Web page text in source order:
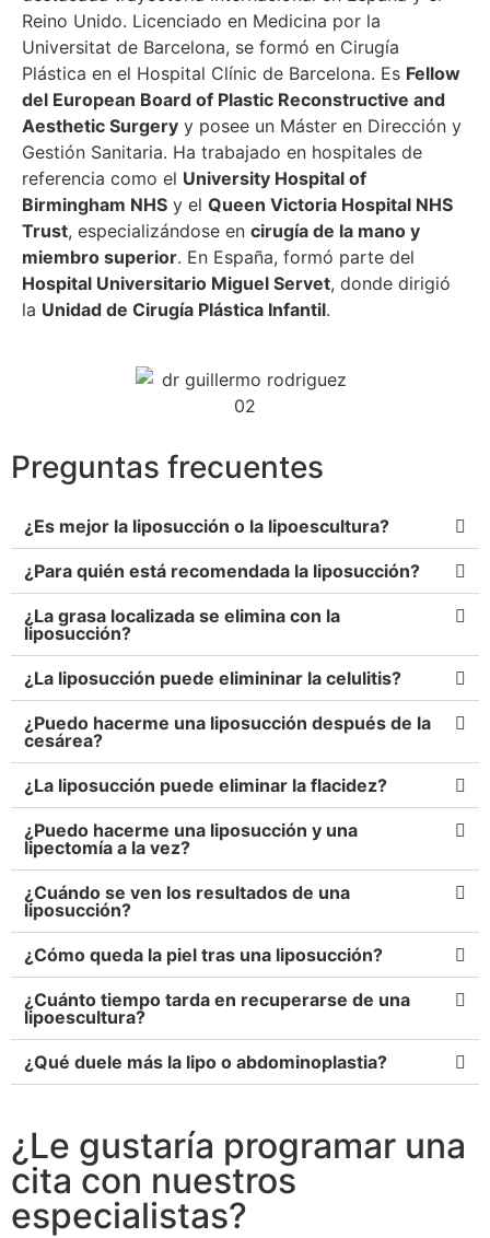
Reino Unido. Licenciado en Medicina por la
Universitat de Barcelona, se formó en Cirugía
Plástica en el Hospital Clínic de Barcelona. Es Fellow
del European Board of Plastic Reconstructive and
Aesthetic Surgery y posee un Máster en Dirección y
Gestión Sanitaria. Ha trabajado en hospitales de
referencia como el University Hospital of
Birmingham NHS y el Queen Victoria Hospital NHS
Trust, especializándose en cirugía de la mano y
miembro superior. En España, formó parte del
Hospital Universitario Miguel Servet, donde dirigió
la Unidad de Cirugía Plástica Infantil.
Preguntas frecuentes
¿Es mejor la liposucción o la lipoescultura?
¿Para quién está recomendada la liposucción?
¿La grasa localizada se elimina con la
liposucción?
¿La liposucción puede elimininar la celulitis?
¿Puedo hacerme una liposucción después de la
cesárea?
¿La liposucción puede eliminar la flacidez?
¿Puedo hacerme una liposucción y una
lipectomía a la vez?
¿Cuándo se ven los resultados de una
liposucción?
¿Cómo queda la piel tras una liposucción?
¿Cuánto tiempo tarda en recuperarse de una
lipoescultura?
¿Qué duele más la lipo o abdominoplastia?
¿Le gustaría programar una
cita con nuestros
especialistas?